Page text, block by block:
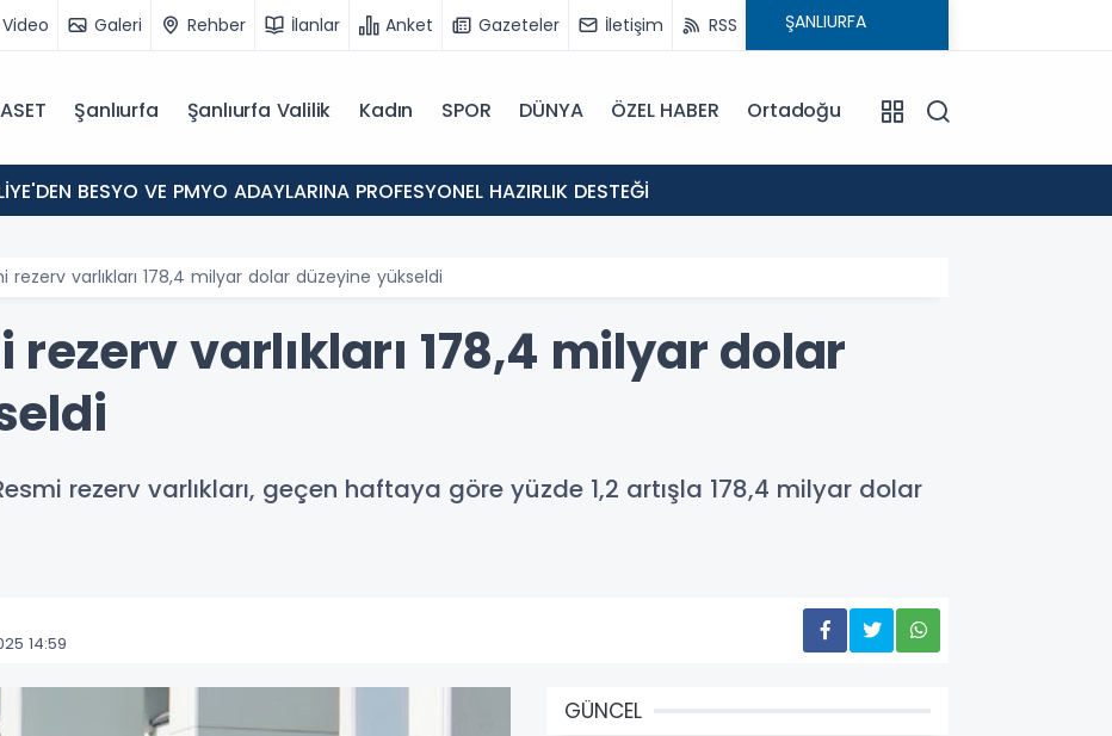
Video Galeri Rehber İlanlar Anket Gazeteler İletişim RSS
Şanlıurfa Şanlıurfa Valilik Kadın SPOR DÜNYA ÖZEL HABER Ortadoğu
BESYO VE PMYO ADAYLARINA PROFESYONEL HAZIRLIK DESTEĞİ
rezerv varlıkları 178,4 milyar dolar düzeyine yükseldi
rezerv varlıkları 178,4 milyar dolar
rezerv varlıkları, geçen haftaya göre yüzde 1,2 artışla 178,4 milyar dolar
14:59
GÜNCEL